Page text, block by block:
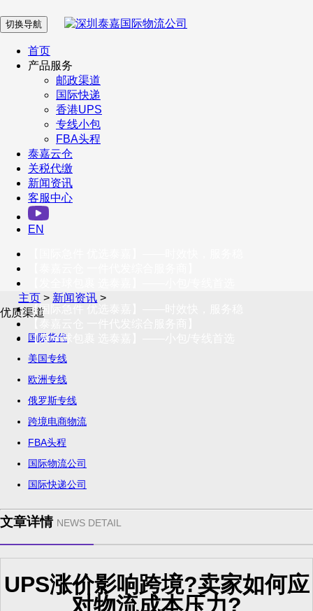
在 线 客 服
企业微信
订阅号
客户服务热线
400-098-5699
联系我们
切换导航
首页
产品服务
邮政渠道
国际快递
香港UPS
专线小包
FBA头程
泰嘉云仓
关税代缴
新闻资讯
客服中心
EN
【国际急件 优选泰嘉】——时效快，服务稳
【发全球包裹 选泰嘉】——小包/专线首选
主页 > 新闻资讯 >
优质渠道
国际货代
美国专线
欧洲专线
俄罗斯专线
跨境电商物流
FBA头程
国际物流公司
国际快递公司
文章详情 NEWS DETAIL
UPS涨价影响跨境?卖家如何应
对物流成本压力?